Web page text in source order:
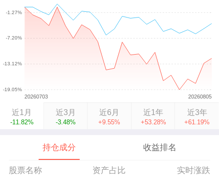
近1月
-11.82%
近3月
-3.48%
近6月
+9.55%
近1年
+53.28%
近3年
+61.19%
持仓成分 收益排名
股票名称 资产占比 实时涨跌